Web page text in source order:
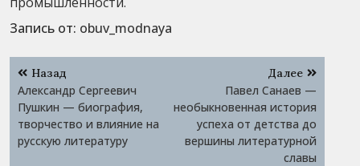
Запись от: obuv_modnaya
Навигация
по
записям
Назад
Александр Сергеевич
Пушкин — биография,
творчество и влияние на
русскую литературу
Далее
Павел Санаев —
необыкновенная история
успеха от детства до
вершины литературной
славы